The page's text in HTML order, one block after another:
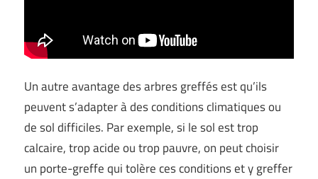
Un autre avantage des arbres greffés est qu’ils
peuvent s’adapter à des conditions climatiques ou
de sol difficiles. Par exemple, si le sol est trop
calcaire, trop acide ou trop pauvre, on peut choisir
un porte-greffe qui tolère ces conditions et y greffer